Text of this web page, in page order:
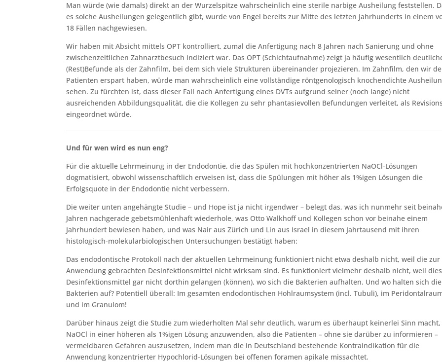
Man würde (wie damals) direkt an der Wurzelspitze wahrscheinlich eine sterile narbige Ausheilung feststellen.
es solche Ausheilungen gelegentlich gibt, wurde von Engel bereits zur Mitte des letzten Jahrhunderts in einem
18 Fällen nachgewiesen.
Wir haben mit Absicht mittels OPT kontrolliert, zumal die Anfertigung nach 8 Jahren nach Sanierung und ohne
zwischenzeitlichen Zahnarztbesuch indiziert war. Das OPT (Schichtaufnahme) zeigt ja häufig wesentlich
(Rest)Befunde als der Zahnfilm, bei dem sich viele Strukturen übereinander projezieren. Im Zahnfilm, den wir
Patienten erspart haben, würde man wahrscheinlich eine vollständige röntgenologisch knochendichte
sehen. Zu fürchten ist, dass dieser Fall nach Anfertigung eines DVTs aufgrund seiner (noch lange) nicht
ausreichenden Abbildungsqualität, die die Kollegen zu sehr phantasievollen Befundungen verleitet, als
eingeordnet würde.
Und für wen wird es nun eng?
Für die aktuelle Lehrmeinung in der Endodontie, die das Spülen mit hochkonzentrierten NaOCl-Lösungen
dogmatisiert, obwohl wissenschaftlich erweisen ist, dass die Spülungen mit höher als 1%igen Lösungen die
Erfolgsquote in der Endodontie nicht verbessern.
Die weiter unten angehängte Studie – und Hope ist ja nicht irgendwer – belegt das, was ich nunmehr seit
Jahren nachgerade gebetsmühlenhaft wiederhole, was Otto Walkhoff und Kollegen schon vor beinahe einem
Jahrhundert bewiesen haben, und was Nair aus Zürich und Lin aus Israel in diesem Jahrtausend mit ihren
histologisch-molekularbiologischen Untersuchungen bestätigt haben:
Das endodontische Protokoll nach der aktuellen Lehrmeinung funktioniert nicht etwa deshalb nicht, weil die zur
Anwendung gebrachten Desinfektionsmittel nicht wirksam sind. Es funktioniert vielmehr deshalb nicht, weil
Desinfektionsmittel gar nicht dorthin gelangen (können), wo sich die Bakterien aufhalten. Und wo halten sich die
Bakterien auf? Potentiell überall: Im gesamten endodontischen Hohlraumsystem (incl. Tubuli), im
und im Granulom!
Darüber hinaus zeigt die Studie zum wiederholten Mal sehr deutlich, warum es überhaupt keinerlei Sinn macht,
NaOCl in einer höheren als 1%igen Lösung anzuwenden, also die Patienten – ohne sie darüber zu informieren –
vermeidbaren Gefahren auszusetzen, indem man die in Deutschland bestehende Kontraindikation für die
Anwendung konzentrierter Hypochlorid-Lösungen bei offenen foramen apikale missachtet.